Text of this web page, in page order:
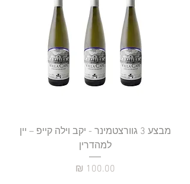
מבצע 3 גוורצטמינר - יקב וילה קייפ – יין
למהדרין
מחיר